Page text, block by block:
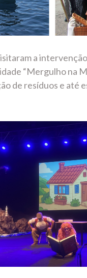
a
“Mergulho na
de resíduos e até